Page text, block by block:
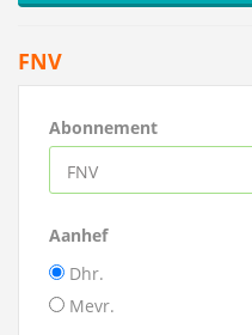
FNV
Abonnement
Aanhef
Dhr.
Mevr.